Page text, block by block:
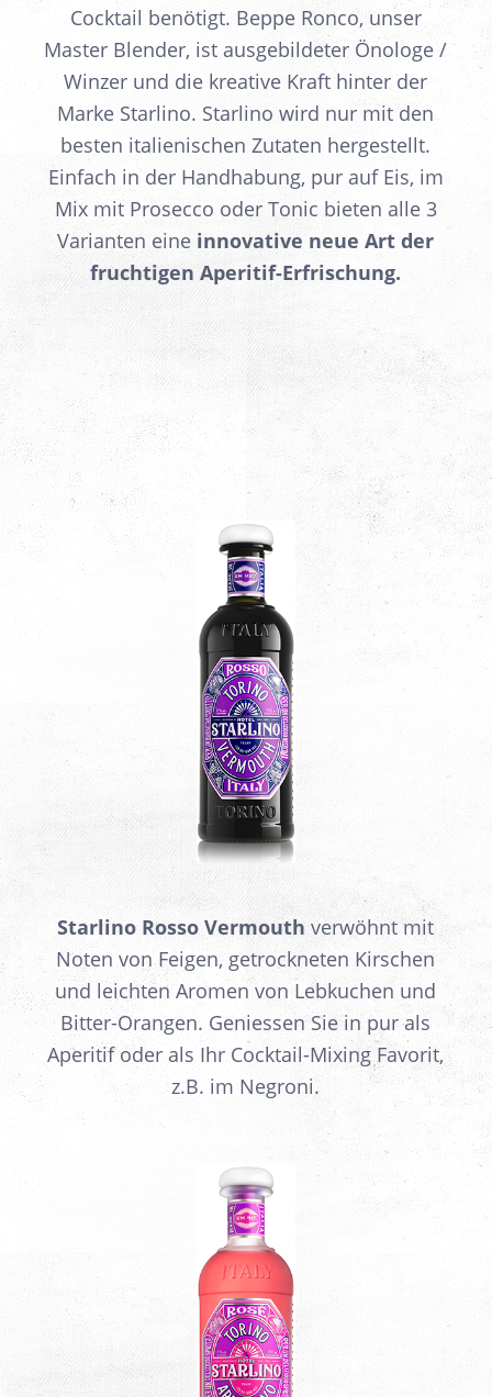
Cocktail benötigt. Beppe Ronco, unser
Master Blender, ist ausgebildeter Önologe /
Winzer und die kreative Kraft hinter der
Marke Starlino. Starlino wird nur mit den
besten italienischen Zutaten hergestellt.
Einfach in der Handhabung, pur auf Eis, im
Mix mit Prosecco oder Tonic bieten alle 3
Varianten eine innovative neue Art der
fruchtigen Aperitif-Erfrischung.
Starlino Rosso Vermouth verwöhnt mit
Noten von Feigen, getrockneten Kirschen
und leichten Aromen von Lebkuchen und
Bitter-Orangen. Geniessen Sie in pur als
Aperitif oder als Ihr Cocktail-Mixing Favorit,
z.B. im Negroni.